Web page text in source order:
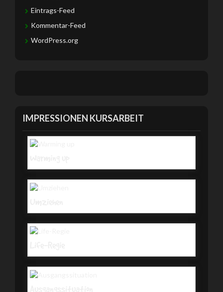
Eintrags-Feed
Kommentar-Feed
WordPress.org
IMPRESSIONEN KURSARBEIT